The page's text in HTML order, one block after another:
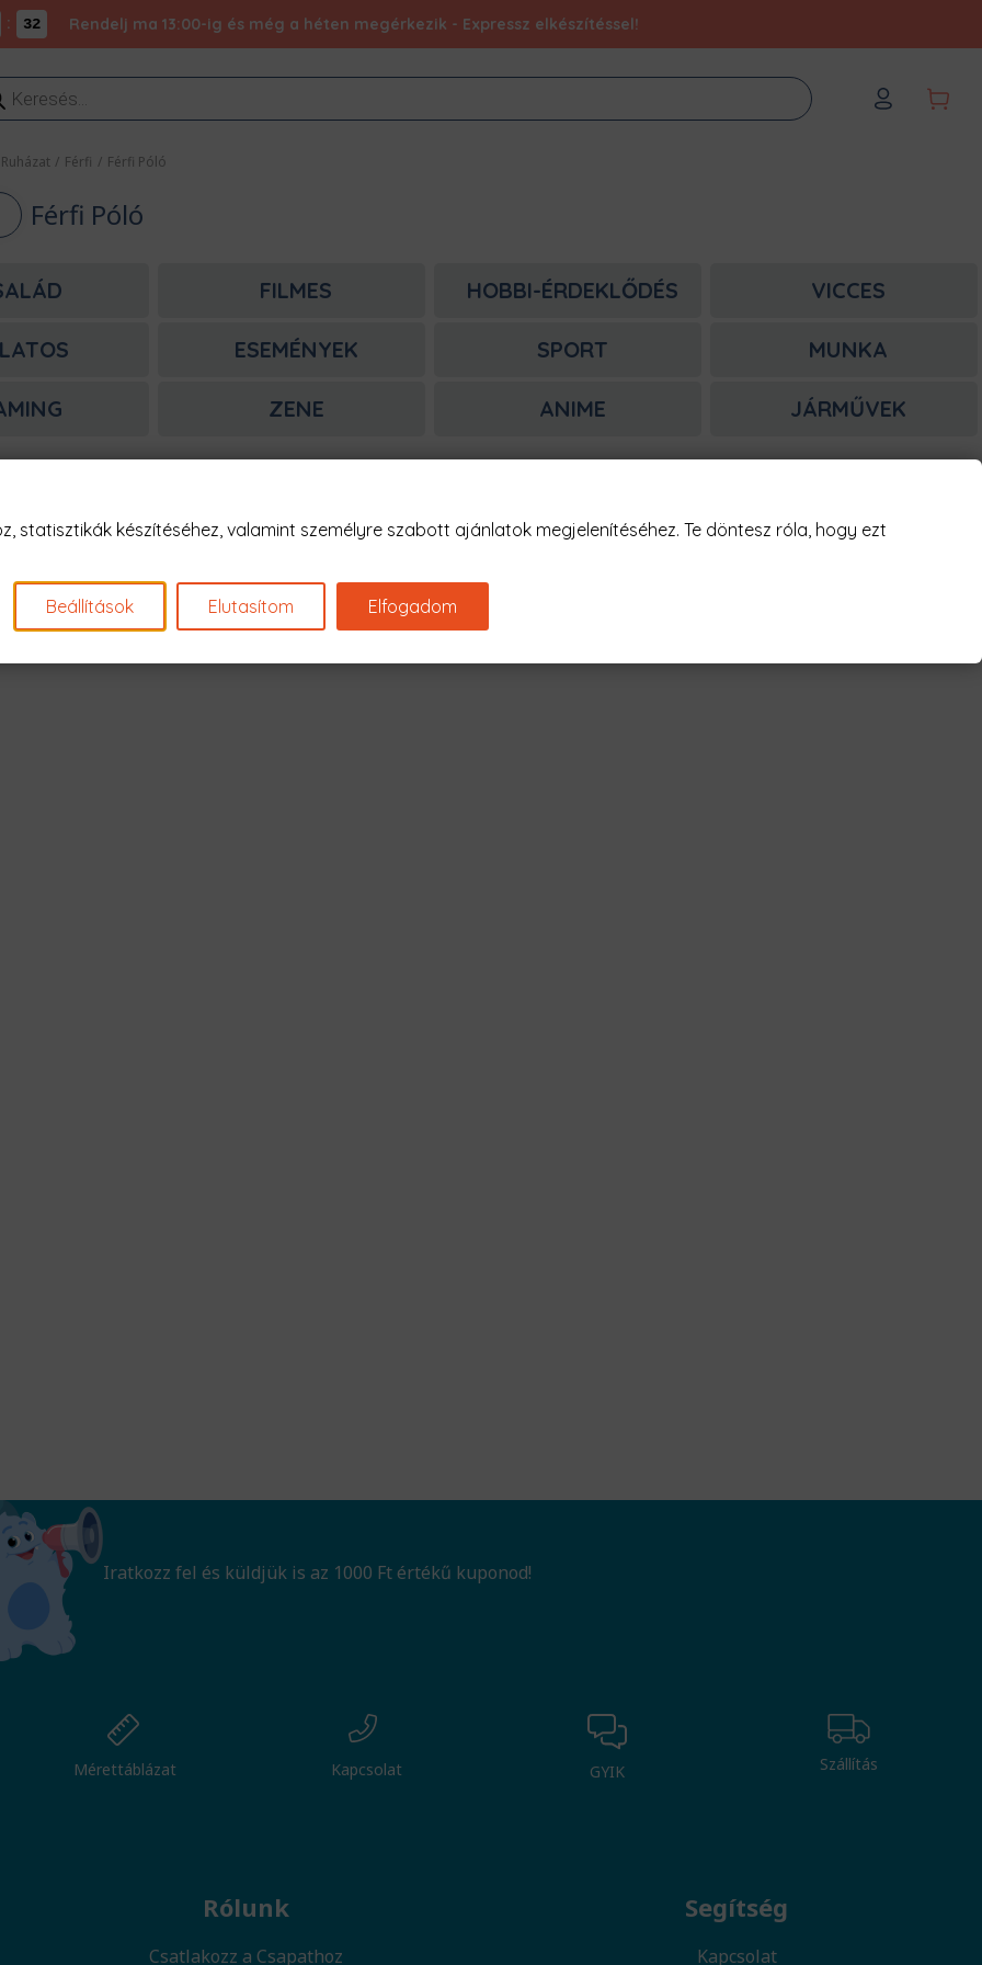
: 32 Rendelj ma 13:00-ig és még a héten megérkezik - Expressz elkészítéssel!
Ruházat / Férfi / Férfi Póló
Férfi Póló
FILMES HOBBI-ÉRDEKLŐDÉS VICCES
ESEMÉNYEK SPORT MUNKA
ZENE ANIME JÁRMŰVEK
Nagyon sajnáljuk! 😥
Nincs találat erre: "leesik Férfi Póló"
Iratkozz fel és küldjük is az 1000 Ft értékű kuponod!
Mérettáblázat Kapcsolat GYIK Szállítás
Rólunk
Csatlakozz a Csapathoz
Segítség
Kapcsolat
statisztikák készítéséhez, valamint személyre szabott ajánlatok megjelenítéséhez. Te döntesz róla, hogy ezt
Beállítások Elutasítom Elfogadom